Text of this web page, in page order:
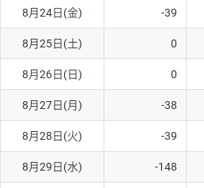
8月24日(金) -39
8月25日(土) 0
8月26日(日) 0
8月27日(月) -38
8月28日(火) -39
8月29日(水) -148